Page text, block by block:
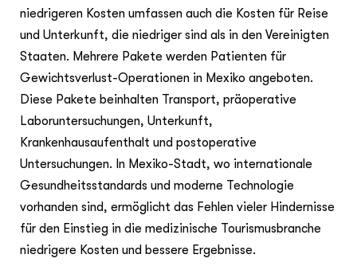
niedrigeren Kosten umfassen auch die Kosten für Reise
und Unterkunft, die niedriger sind als in den Vereinigten
Staaten. Mehrere Pakete werden Patienten für
Gewichtsverlust-Operationen in Mexiko angeboten.
Diese Pakete beinhalten Transport, präoperative
Laboruntersuchungen, Unterkunft,
Krankenhausaufenthalt und postoperative
Untersuchungen. In Mexiko-Stadt, wo internationale
Gesundheitsstandards und moderne Technologie
vorhanden sind, ermöglicht das Fehlen vieler Hindernisse
für den Einstieg in die medizinische Tourismusbranche
niedrigere Kosten und bessere Ergebnisse.